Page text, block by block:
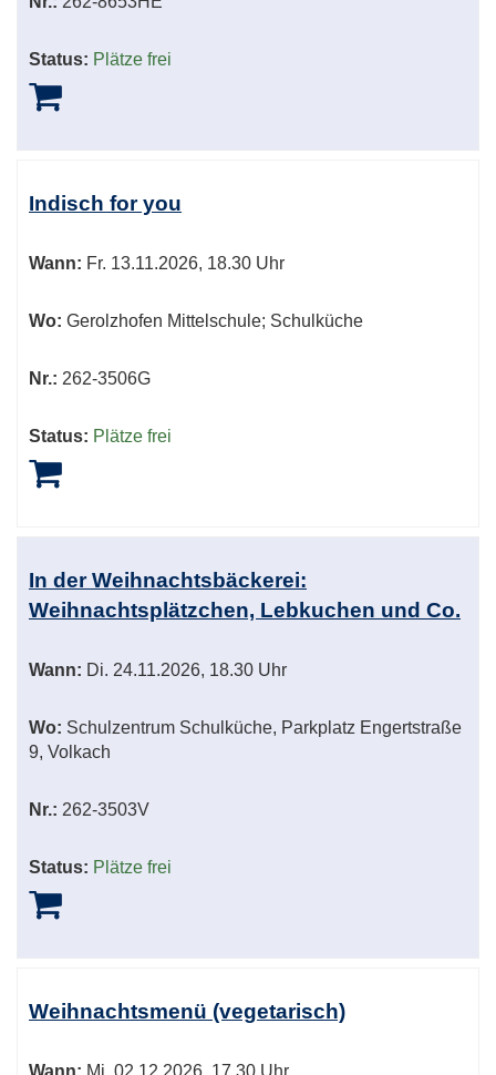
Status: Plätze frei
Indisch for you
Wann: Fr. 13.11.2026, 18.30 Uhr
Wo: Gerolzhofen Mittelschule; Schulküche
Nr.: 262-3506G
Status: Plätze frei
In der Weihnachtsbäckerei:
Weihnachtsplätzchen, Lebkuchen und Co.
Wann: Di. 24.11.2026, 18.30 Uhr
Wo: Schulzentrum Schulküche, Parkplatz Engertstraße
9, Volkach
Nr.: 262-3503V
Status: Plätze frei
Weihnachtsmenü (vegetarisch)